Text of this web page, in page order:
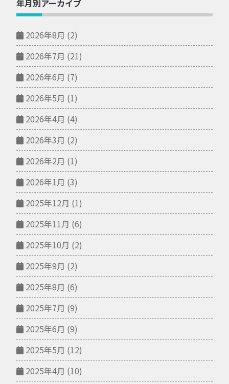
年月別アーカイブ
2026年8月 (2)
2026年7月 (21)
2026年6月 (7)
2026年5月 (1)
2026年4月 (4)
2026年3月 (2)
2026年2月 (1)
2026年1月 (3)
2025年12月 (1)
2025年11月 (6)
2025年10月 (2)
2025年9月 (2)
2025年8月 (6)
2025年7月 (9)
2025年6月 (9)
2025年5月 (12)
2025年4月 (10)